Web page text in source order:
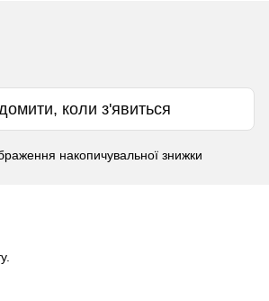
коли з'явиться
накопичувальної знижки